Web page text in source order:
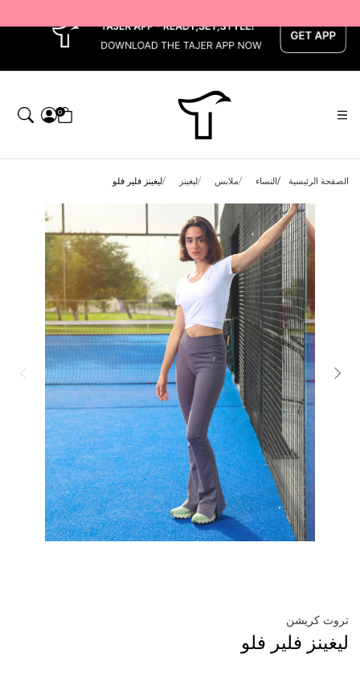
0
الصفحة الرئيسية النساء ملابس ليغينز ليغينز فلير فلو
تروث كريشن
ليغينز فلير فلو